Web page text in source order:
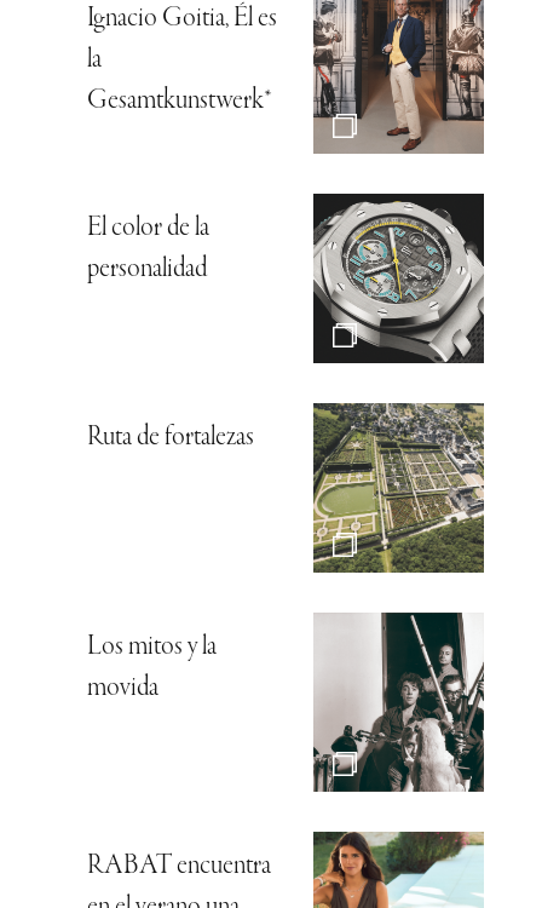
Ignacio Goitia, Él es
la
Gesamtkunstwerk*
El color de la
personalidad
Ruta de fortalezas
Los mitos y la
movida
RABAT encuentra